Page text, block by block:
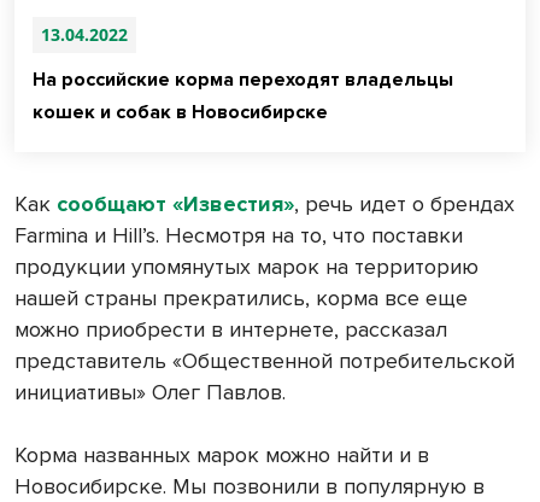
13.04.2022
На российские корма переходят владельцы
кошек и собак в Новосибирске
Как сообщают «Известия», речь идет о брендах
Farminа и Hill’s. Несмотря на то, что поставки
продукции упомянутых марок на территорию
нашей страны прекратились, корма все еще
можно приобрести в интернете, рассказал
представитель «Общественной потребительской
инициативы» Олег Павлов.
Корма названных марок можно найти и в
Новосибирске. Мы позвонили в популярную в